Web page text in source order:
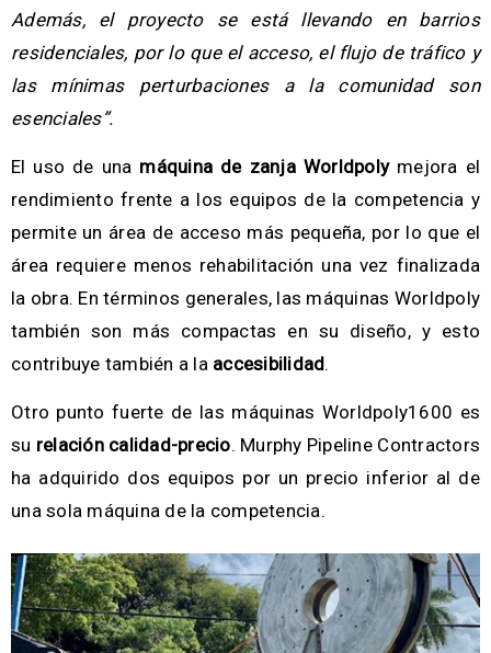
Además, el proyecto se está llevando en barrios
residenciales, por lo que el acceso, el flujo de tráfico y
las mínimas perturbaciones a la comunidad son
esenciales”.
El uso de una máquina de zanja Worldpolymejora el
rendimiento frente a los equipos de la competencia y
permite un área de acceso más pequeña, por lo que el
área requiere menos rehabilitación una vez finalizada
la obra. En términos generales, las máquinas Worldpoly
también son más compactas en su diseño, y esto
contribuye también a la accesibilidad.
Otro punto fuerte de las máquinas Worldpoly1600 es
su relación calidad-precio. Murphy Pipeline Contractors
ha adquirido dos equipos por un precio inferior al de
una sola máquina de la competencia.